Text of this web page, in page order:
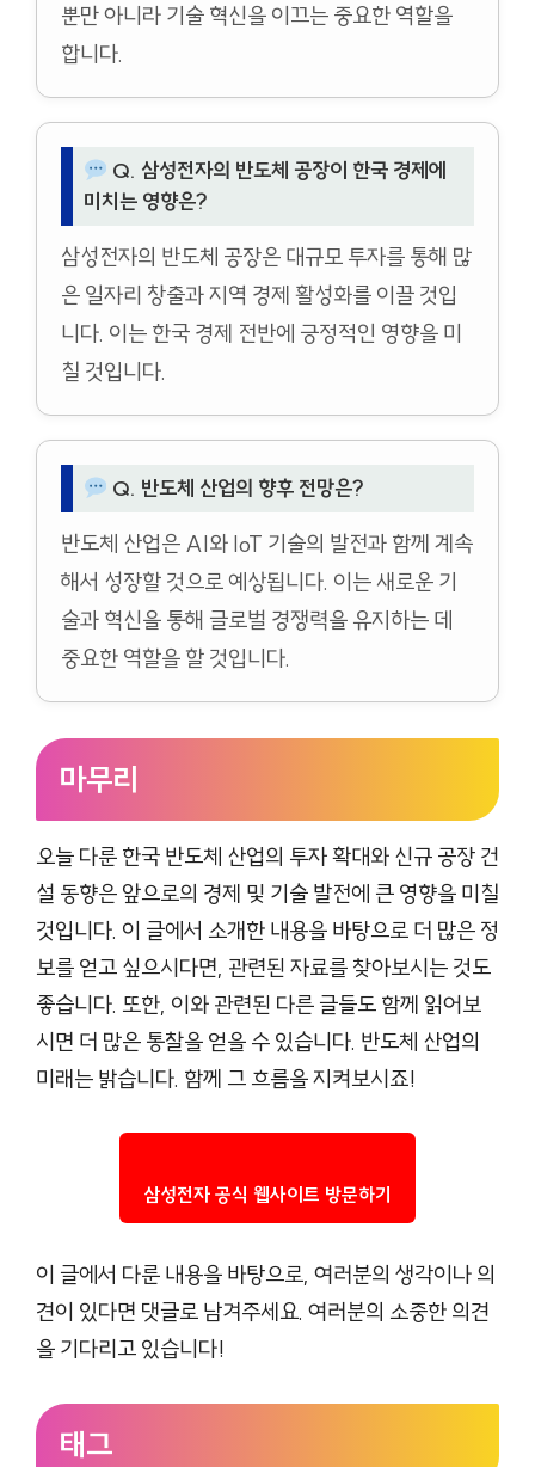
뿐만 아니라 기술 혁신을 이끄는 중요한 역할을
합니다.
Q. 삼성전자의 반도체 공장이 한국 경제에
미치는 영향은?
삼성전자의 반도체 공장은 대규모 투자를 통해 많
은 일자리 창출과 지역 경제 활성화를 이끌 것입
니다. 이는 한국 경제 전반에 긍정적인 영향을 미
칠 것입니다.
Q. 반도체 산업의 향후 전망은?
반도체 산업은 AI와 IoT 기술의 발전과 함께 계속
해서 성장할 것으로 예상됩니다. 이는 새로운 기
술과 혁신을 통해 글로벌 경쟁력을 유지하는 데
중요한 역할을 할 것입니다.
마무리
오늘 다룬 한국 반도체 산업의 투자 확대와 신규 공장 건
설 동향은 앞으로의 경제 및 기술 발전에 큰 영향을 미칠
것입니다. 이 글에서 소개한 내용을 바탕으로 더 많은 정
보를 얻고 싶으시다면, 관련된 자료를 찾아보시는 것도
좋습니다. 또한, 이와 관련된 다른 글들도 함께 읽어보
시면 더 많은 통찰을 얻을 수 있습니다. 반도체 산업의
미래는 밝습니다. 함께 그 흐름을 지켜보시죠!
삼성전자 공식 웹사이트 방문하기
이 글에서 다룬 내용을 바탕으로, 여러분의 생각이나 의
견이 있다면 댓글로 남겨주세요. 여러분의 소중한 의견
을 기다리고 있습니다!
태그